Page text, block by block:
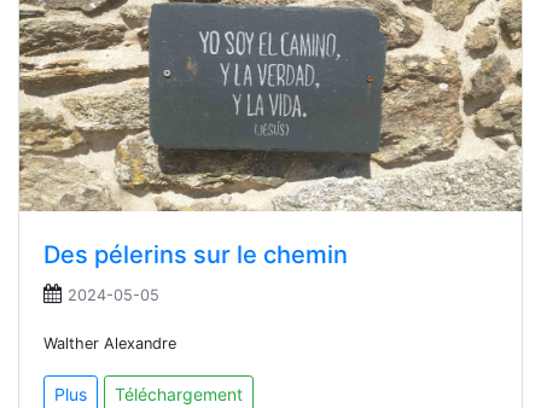
Des pélerins sur le chemin
2024-05-05
Walther Alexandre
Plus Téléchargement